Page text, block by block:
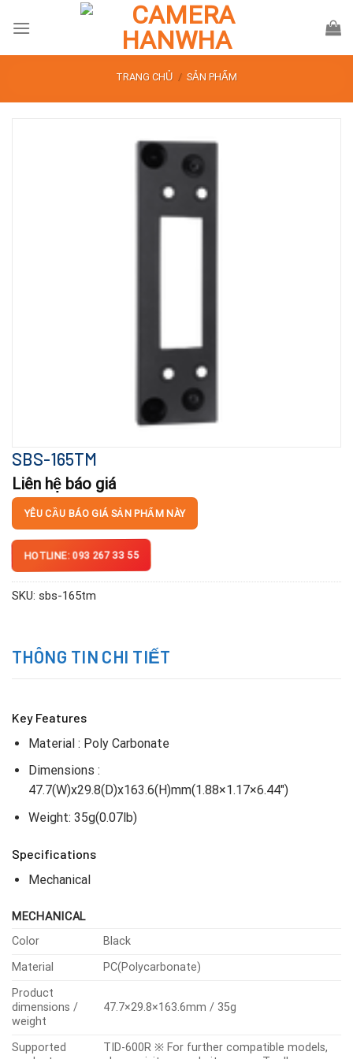
TRANG CHỦ / SẢN PHẨM
SBS-165TM
Liên hệ báo giá
YÊU CẦU BÁO GIÁ SẢN PHẨM NÀY
HOTLINE: 093 267 33 55
SKU: sbs-165tm
THÔNG TIN CHI TIẾT
Key Features
Material : Poly Carbonate
Dimensions :
47.7(W)x29.8(D)x163.6(H)mm(1.88×1.17×6.44″)
Weight: 35g(0.07lb)
Specifications
Mechanical
MECHANICAL
Color
Black
Material
PC(Polycarbonate)
Product
dimensions /
weight
47.7×29.8×163.6mm / 35g
Supported
TID-600R ※ For further compatible models,